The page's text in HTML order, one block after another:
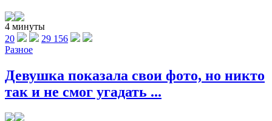
4 минуты
20
29 156
Разное
Девушка показала свои фото, но никто
так и не смог угадать ...